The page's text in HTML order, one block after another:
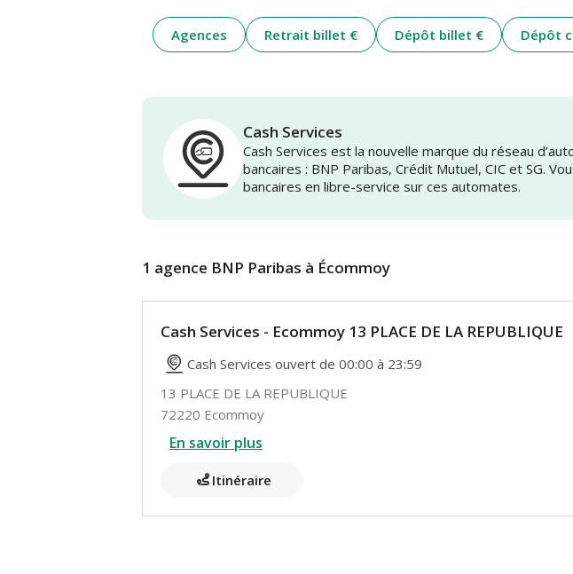
Agences Retrait billet € Dépôt billet € Dépôt
Cash Services
Cash Services est la nouvelle marque du réseau
bancaires : BNP Paribas, Crédit Mutuel, CIC et SG.
bancaires en libre-service sur ces automates.
1 agence BNP Paribas à Écommoy
Cash Services - Ecommoy 13 PLACE DE LA REPUBLIQUE
Cash Services ouvert de 00:00 à 23:59
13 PLACE DE LA REPUBLIQUE
72220 Ecommoy
En savoir plus
Itinéraire